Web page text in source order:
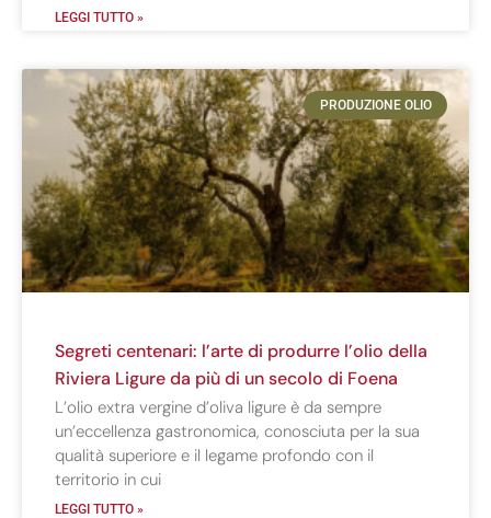
LEGGI TUTTO »
PRODUZIONE OLIO
Segreti centenari: l’arte di produrre l’olio della
Riviera Ligure da più di un secolo di Foena
L’olio extra vergine d’oliva ligure è da sempre
un’eccellenza gastronomica, conosciuta per la sua
qualità superiore e il legame profondo con il
territorio in cui
LEGGI TUTTO »